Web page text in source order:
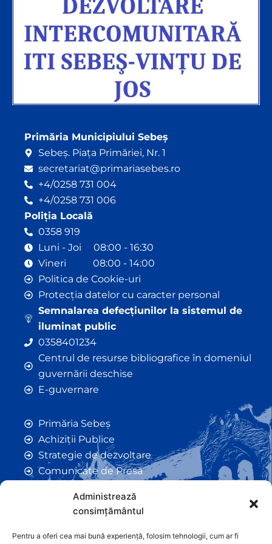
Administrează
consimțământul
Pentru a oferi cea mai bună experiență, folosim tehnologii, cum ar fi
Primăria Municipiului Sebeș
Sebeș. Piața Primăriei, Nr. 1
secretariat@primariasebes.ro
+4/0258 731 004
+4/0258 731 006
Poliția Locală
0358 919
Luni - Joi 08:00 - 16:30
Vineri 08:00 - 14:00
Politica de Cookie-uri
Protecția datelor cu caracter personal
Semnalarea defecțiunilor la sistemul de
iluminat public
0358401234
Centrul de resurse bibliografice în domeniul
guvernării deschise
E-guvernare
Primăria Sebeș
Achiziții Publice
Strategie de dezvoltare
Comunicate de Presă
Anunțuri
Hotarâri de Consiliu
Certificate de Urbanism